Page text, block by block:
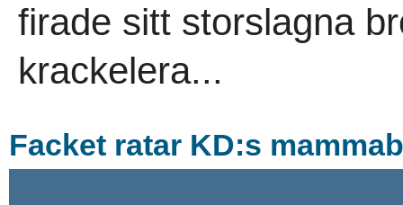
firade sitt storslagna
krackelera...
Facket ratar KD:s